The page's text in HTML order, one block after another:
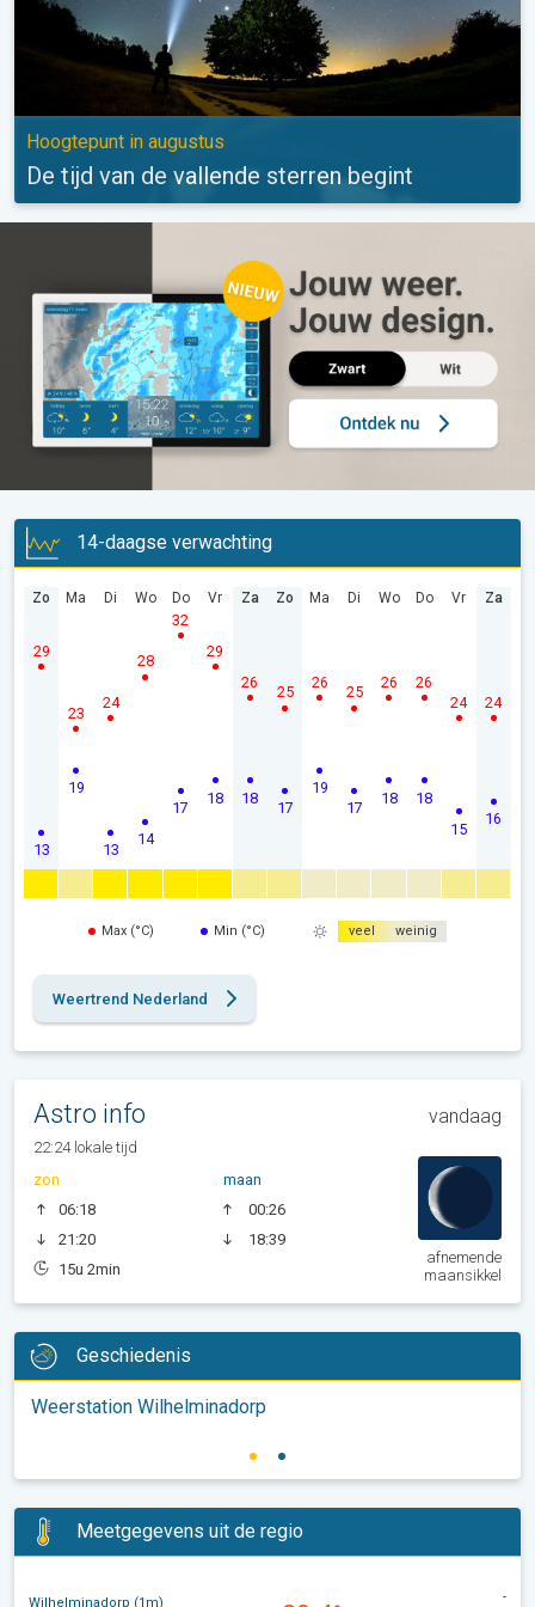
Hoogtepunt in augustus
De tijd van de vallende sterren begint
14-daagse verwachting
Zo
13
29
Ma
19
23
Di
13
24
Wo
14
28
Do
17
32
Vr
18
29
Za
18
26
Zo
17
25
Ma
19
26
Di
17
25
Wo
18
26
Do
18
26
Vr
15
24
Za
16
24
Max (°C) Min (°C) veel weinig
Weertrend Nederland
Astro info vandaag
22:24 lokale tijd
zon
06:18
21:20
15u 2min
maan
00:26
18:39
afnemende
maansikkel
Geschiedenis
Weerstation Wilhelminadorp
Meetgegevens uit de regio
Wilhelminadorp (1m) -